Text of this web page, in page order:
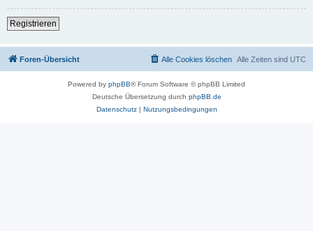
Registrieren
Foren-Übersicht Alle Zeiten sind UTC
Alle Cookies löschen
Powered by phpBB® Forum Software © phpBB Limited
Deutsche Übersetzung durch phpBB.de
Datenschutz| Nutzungsbedingungen